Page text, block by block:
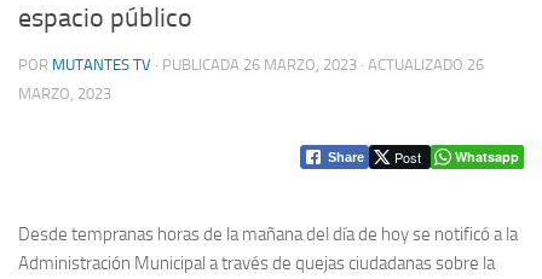
espacio público
POR MUTANTES TV · PUBLICADA 26 MARZO, 2023 · ACTUALIZADO 26
MARZO, 2023
Share Post Whatsapp
Desde tempranas horas de la mañana del día de hoy se notificó a la
Administración Municipal a través de quejas ciudadanas sobre la